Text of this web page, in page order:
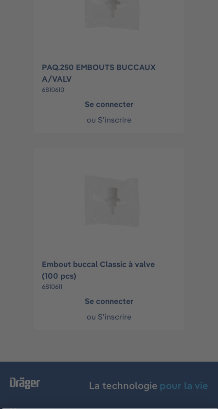
PAQ.250 EMBOUTS BUCCAUX
A/VALV
6810610
Se connecter
ou S'inscrire
Embout buccal Classic à valve
(100 pcs)
6810611
Se connecter
ou S'inscrire
La technologie pour la vie